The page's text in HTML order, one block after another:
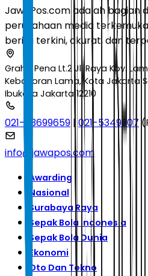
JawaPos.com adalah bagian
perusahaan media
berita terkini, akurat, dan
Graha Pena Lt.2 Jl. Raya Kby.
Kebayoran Lama, Kota Jakarta
Ibukota Jakarta 12210
021-53699659 | 021-5349207
info@jawapos.com
Awarding
Nasional
Surabaya Raya
Sepak Bola Indonesia
Sepak Bola Dunia
Ekonomi
Oto Dan Tekno